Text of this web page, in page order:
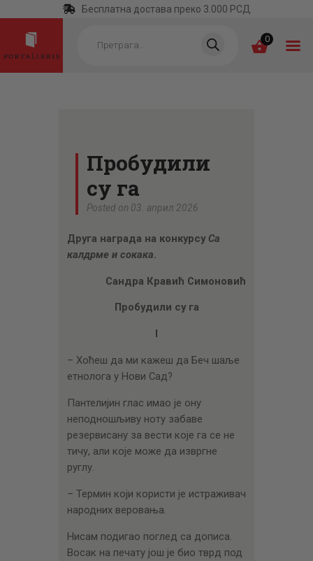
Бесплатна достава преко 3.000 РСД
search 0
НАЈПРОДАВАНИЈЕ
НОВЕ КЊИГЕ
ЗАБОРАВА
АКТУЕЛНОСТИ
ЦЕНОВНИК
Пробудили
су га
Posted on 03. април 2026
Друга награда на конкурсу Са
калдрме и сокака.
Сандра Кравић Симоновић
Пробудили су га
I
– Хоћеш да ми кажеш да Беч шаље
етнолога у Нови Сад?
Пантелијин глас имао је ону
неподношљиву ноту забаве
резервисану за вести које га се не
тичу, али које може да извргне
руглу.
– Термин који користи је истраживач
народних веровања.
Нисам подигао поглед са дописа.
Восак на печату још је био тврд под